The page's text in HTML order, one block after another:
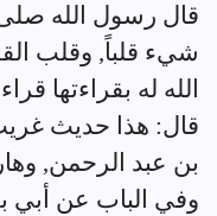
قال رسول الله
شيء قلباً, وقلب
الله له بقراءتها
قال: هذا حديث
بن عبد الرحمن,
وفي الباب عن أبي